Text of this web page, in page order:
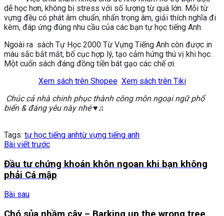
dễ học hơn, không bị stress với số lượng từ quá lớn. Mỗi từ
vựng đều có phát âm chuẩn, nhấn trọng âm, giải thích nghĩa đi
kèm, đáp ứng đúng nhu cầu của các bạn tự học tiếng Anh.
Ngoài ra sách Tự Học 2000 Từ Vựng Tiếng Anh còn được in
màu sắc bắt mắt, bố cục hợp lý, tạo cảm hứng thú vị khi học.
Một cuốn sách đáng đồng tiền bát gạo các chế ơi.
Xem sách trên Shopee Xem sách trên Tiki
Chúc cả nhà chinh phục thành công môn ngoại ngữ phổ
biến & đáng yêu này nhé ♥♫
Tags: tự học tiếng anhtừ vựng tiếng anh
Bài viết trước
Đầu tư chứng khoán khôn ngoan khi bạn không
phải Cá mập
Bài sau